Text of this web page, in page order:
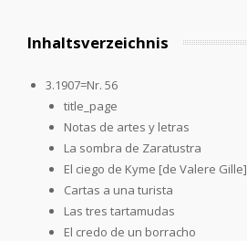
Inhaltsverzeichnis
3.1907=Nr. 56
title_page
Notas de artes y letras
La sombra de Zaratustra
El ciego de Kyme [de Valere Gille]
Cartas a una turista
Las tres tartamudas
El credo de un borracho